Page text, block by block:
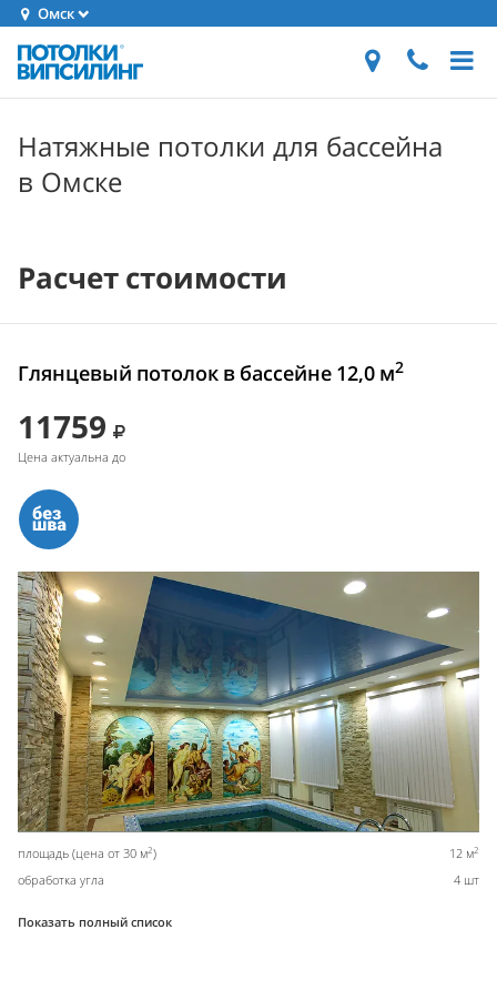
Омск
Натяжные потолки для бассейна
в Омске
Расчет стоимости
Глянцевый потолок в бассейне 12,0 м2
11759
Цена актуальна до
площадь (цена от 30 м2) 12 м2
обработка угла 4 шт
Показать полный список